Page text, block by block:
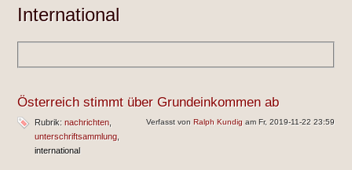
International
Österreich stimmt über Grundeinkommen ab
Verfasst vonRalph Kundig am Fr, 2019-11-22 23:59
Rubrik: nachrichten
unterschriftsammlung
international